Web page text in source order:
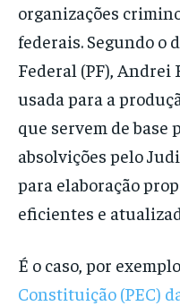
organizações
federais. Segundo o
Federal (PF), Andrei
usada para a
que servem de base
absolvições pelo
para elaboração
eficientes e
É o caso, por
Constituição (PEC)